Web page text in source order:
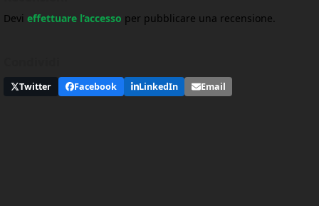
Devi effettuare l’accesso per pubblicare una recensione.
Twitter Facebook LinkedIn Email